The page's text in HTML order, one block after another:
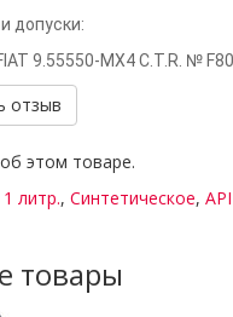
допуски:
9.55550-MX4 C.T.R. №
отзыв
этом товаре.
1 литр., Синтетическое,
товары